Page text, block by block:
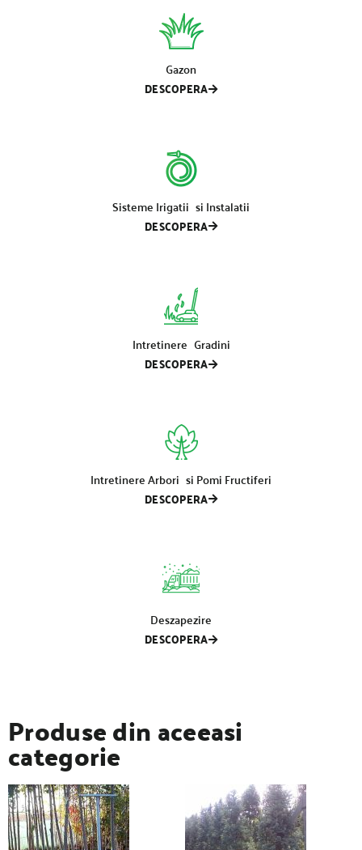
Gazon
DESCOPERA
Sisteme Irigatii si Instalatii
DESCOPERA
Intretinere Gradini
DESCOPERA
Intretinere Arbori si Pomi Fructiferi
DESCOPERA
Deszapezire
DESCOPERA
Produse din aceeasi
categorie